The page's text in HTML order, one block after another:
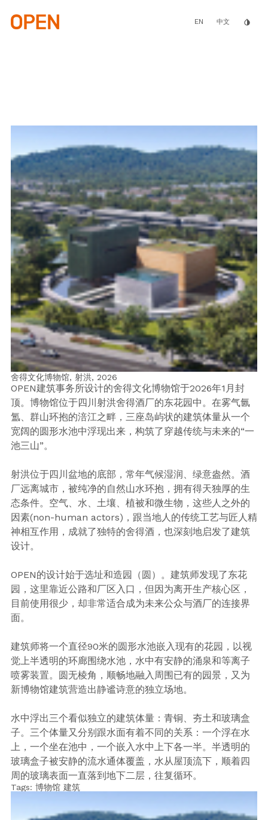
main
content
EN 中文 invert_colors
舍得文化博物馆, 射洪, 2026
OPEN建筑事务所设计的舍得文化博物馆于2026年1月封
顶。博物馆位于四川射洪舍得酒厂的东花园中。在雾气氤
氲、群山环抱的涪江之畔，三座岛屿状的建筑体量从一个
宽阔的圆形水池中浮现出来，构筑了穿越传统与未来的“一
池三山”。
射洪位于四川盆地的底部，常年气候湿润、绿意盎然。酒
厂远离城市，被纯净的自然山水环抱，拥有得天独厚的生
态条件。空气、水、土壤、植被和微生物，这些人之外的
因素(non-human actors)，跟当地人的传统工艺与匠人精
神相互作用，成就了独特的舍得酒，也深刻地启发了建筑
设计。
OPEN的设计始于选址和造园（圆）。建筑师发现了东花
园，这里靠近公路和厂区入口，但因为离开生产核心区，
目前使用很少，却非常适合成为未来公众与酒厂的连接界
面。
建筑师将一个直径90米的圆形水池嵌入现有的花园，以视
觉上半透明的环廊围绕水池，水中有安静的涌泉和等离子
喷雾装置。圆无棱角，顺畅地融入周围已有的园景，又为
新博物馆建筑营造出静谧诗意的独立场地。
水中浮出三个看似独立的建筑体量：青铜、夯土和玻璃盒
子。三个体量又分别跟水面有着不同的关系：一个浮在水
上，一个坐在池中，一个嵌入水中上下各一半。半透明的
玻璃盒子被安静的流水通体覆盖，水从屋顶流下，顺着四
周的玻璃表面一直落到地下二层，往复循环。
Tags: 博物馆 建筑